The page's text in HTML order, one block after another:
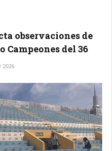
observaciones de
Campeones del 36
2026